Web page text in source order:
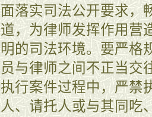
面落实司法公开要求，
道，为律师发挥作用营
明的司法环境。要严格
员与律师之间不正当交
执行案件过程中，严禁
人、请托人或与其同吃